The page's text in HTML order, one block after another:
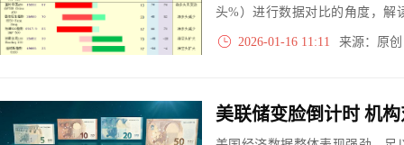
头%）进行数据对比的角度，解
大、净多头减小、净空头无变
实际数据对比结果对应展示其中
2026-01-16 11:11 来源：原
美联储变脸倒计时 机